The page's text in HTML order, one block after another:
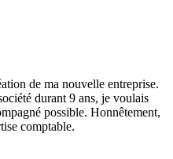
de ma nouvelle entreprise.
durant 9 ans, je voulais
possible. Honnêtement,
comptable.